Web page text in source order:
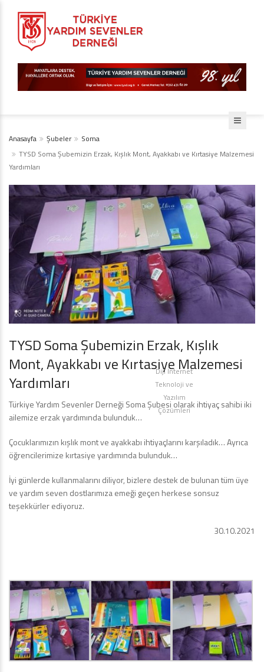
Anasayfa Şubeler
Soma
TYSD Soma Şubemizin Erzak, Kışlık Mont, Ayakkabı ve Kırtasiye Malzemesi
Yardımları
TYSD Soma Şubemizin Erzak, Kışlık
Mont, Ayakkabı ve Kırtasiye Malzemesi
Yardımları
Türkiye Yardım Sevenler Derneği Soma Şubesi olarak ihtiyaç sahibi iki
ailemize erzak yardımında bulunduk…
Çocuklarımızın kışlık mont ve ayakkabı ihtiyaçlarını karşıladık… Ayrıca
öğrencilerimize kırtasiye yardımında bulunduk…
İyi günlerde kullanmalarını diliyor, bizlere destek de bulunan tüm üye
ve yardım seven dostlarımıza emeği geçen herkese sonsuz
teşekkürler ediyoruz.
30.10.2021
Diji İnternet
Teknoloji ve
Yazılım
Çözümleri